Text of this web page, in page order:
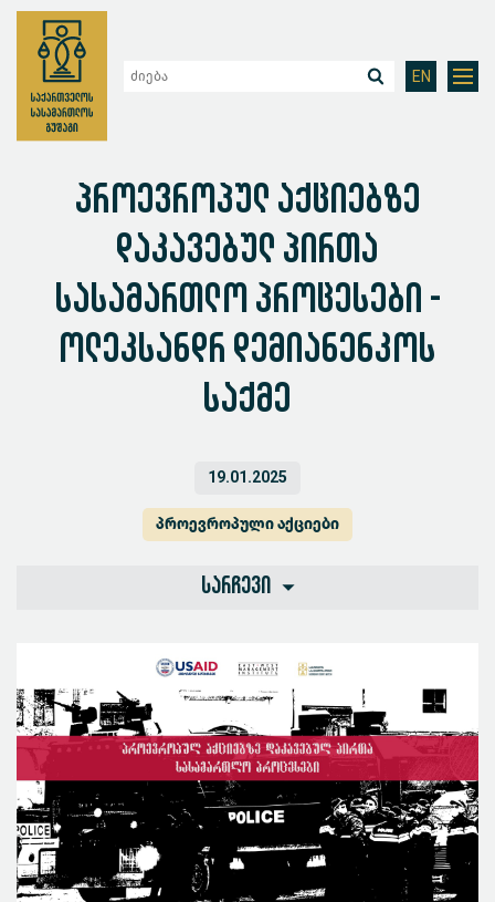
EN
პროევროპულ აქციებზე
დაკავებულ პირთა
სასამართლო პროცესები -
ოლეკსანდრ დემიანენკოს
საქმე
19.01.2025
პროევროპული აქციები
სარჩევი